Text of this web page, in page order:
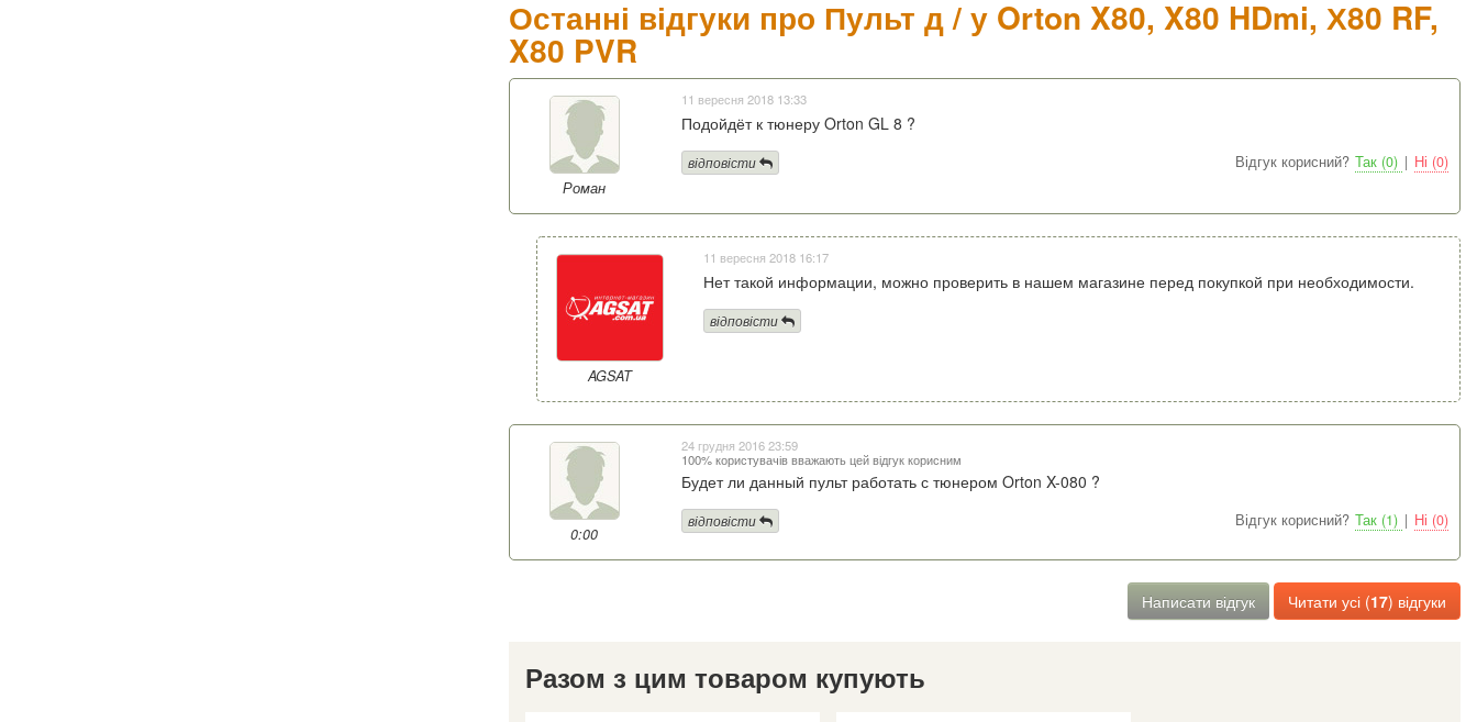
Останні відгуки про Пульт д / у Orton X80, X80 HDmi, Х80 RF,
X80 PVR
Роман
11 вересня 2018 13:33
Подойдёт к тюнеру Orton GL 8 ?
Відгук корисний? Так (0) | Ні (0)
відповісти
AGSAT
11 вересня 2018 16:17
Нет такой информации, можно проверить в нашем магазине перед покупкой при необходимости.
відповісти
0:00
24 грудня 2016 23:59
100% користувачів вважають цей відгук корисним
Будет ли данный пульт работать с тюнером Orton X-080 ?
Відгук корисний? Так (1) | Ні (0)
відповісти
Написати відгук Читати усі (17) відгуки
Разом з цим товаром купують